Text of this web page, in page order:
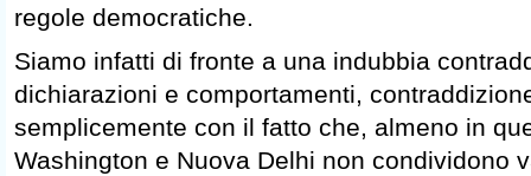
regole democratiche.
Siamo infatti di fronte a una indubbia
dichiarazioni e comportamenti,
semplicemente con il fatto che, almeno in
Washington e Nuova Delhi non condividono